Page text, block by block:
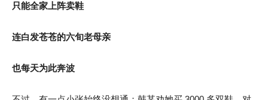
只能全家上阵卖鞋
连白发苍苍的六旬老母亲
也每天为此奔波